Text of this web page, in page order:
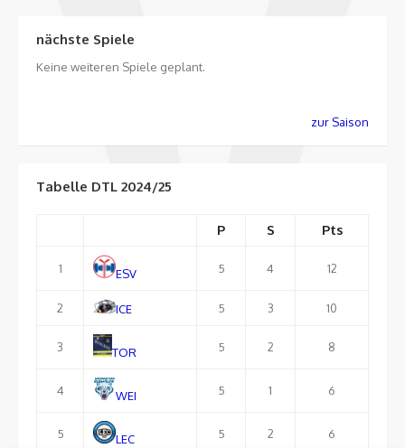
nächste Spiele
Keine weiteren Spiele geplant.
zur Saison
Tabelle DTL 2024/25
P S Pts
1 ESV 5 4 12
2 ICE 5 3 10
3 TOR 5 2 8
4 WEI 5 1 6
5 LEC 5 2 6